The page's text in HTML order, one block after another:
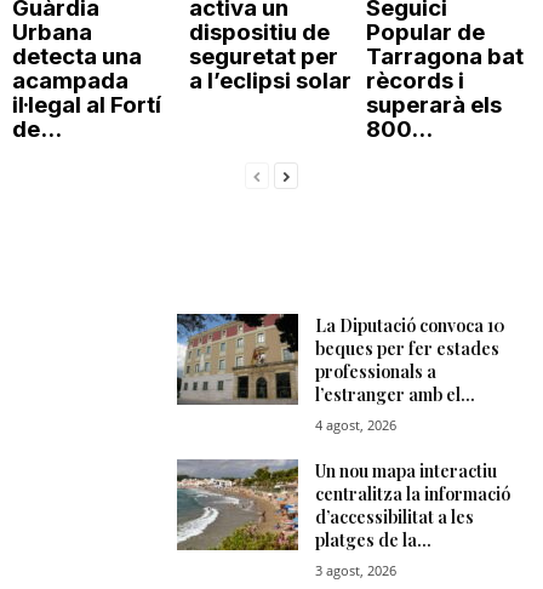
Guàrdia
Urbana
detecta una
acampada
il·legal al Fortí
de...
activa un
dispositiu de
seguretat per
a l’eclipsi solar
Seguici
Popular de
Tarragona bat
rècords i
superarà els
800...